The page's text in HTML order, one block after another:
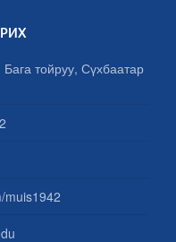
тойруу, Сүхбаатар
muis1942